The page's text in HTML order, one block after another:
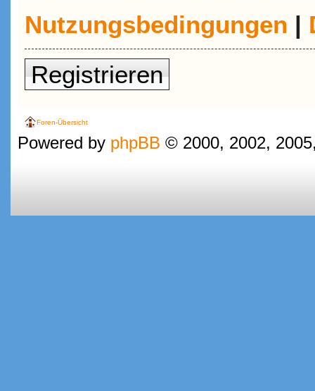
Nutzungsbedingungen |
Registrieren
Foren-Übersicht
Powered by phpBB © 2000, 2002,